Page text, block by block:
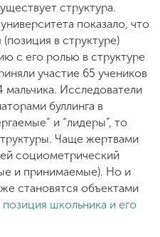
структура.
показало, что
в структуре)
с его ролью в структуре
участие 65 учеников
мальчика. Исследователи
буллинга в
и “лидеры”, то
Чаще жертвами
социометрический
и принимаемые). Но и
становятся объектами
школьника и его